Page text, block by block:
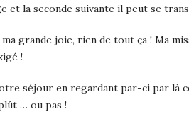
et la seconde suivante il peut se
grande joie, rien de tout ça ! Ma
!
séjour en regardant par-ci par là
… ou pas !